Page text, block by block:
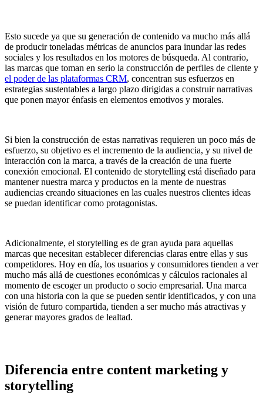
Esto sucede ya que su generación de contenido va mucho más allá
de producir toneladas métricas de anuncios para inundar las redes
sociales y los resultados en los motores de búsqueda. Al contrario,
las marcas que toman en serio la construcción de perfiles de cliente y
el poder de las plataformas CRM, concentran sus esfuerzos en
estrategias sustentables a largo plazo dirigidas a construir narrativas
que ponen mayor énfasis en elementos emotivos y morales.
Si bien la construcción de estas narrativas requieren un poco más de
esfuerzo, su objetivo es el incremento de la audiencia, y su nivel de
interacción con la marca, a través de la creación de una fuerte
conexión emocional. El contenido de storytelling está diseñado para
mantener nuestra marca y productos en la mente de nuestras
audiencias creando situaciones en las cuales nuestros clientes ideas
se puedan identificar como protagonistas.
Adicionalmente, el storytelling es de gran ayuda para aquellas
marcas que necesitan establecer diferencias claras entre ellas y sus
competidores. Hoy en día, los usuarios y consumidores tienden a ver
mucho más allá de cuestiones económicas y cálculos racionales al
momento de escoger un producto o socio empresarial. Una marca
con una historia con la que se pueden sentir identificados, y con una
visión de futuro compartida, tienden a ser mucho más atractivas y
generar mayores grados de lealtad.
Diferencia entre content marketing y
storytelling